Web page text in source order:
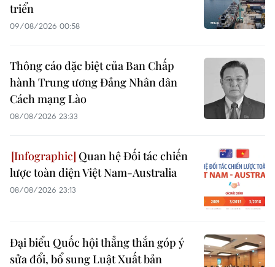
triển
09/08/2026 00:58
Thông cáo đặc biệt của Ban Chấp
hành Trung ương Đảng Nhân dân
Cách mạng Lào
08/08/2026 23:33
Quan hệ Đối tác chiến
lược toàn diện Việt Nam-Australia
08/08/2026 23:13
Đại biểu Quốc hội thẳng thắn góp ý
sửa đổi, bổ sung Luật Xuất bản